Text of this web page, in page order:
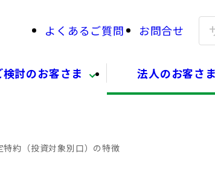
よくあるご質問 お問合せ
討のお客さま 法人のお客さま
特約（投資対象別口）の特徴